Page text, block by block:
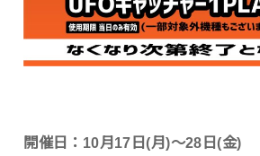
開催日：10月17日(月)～28日(金)